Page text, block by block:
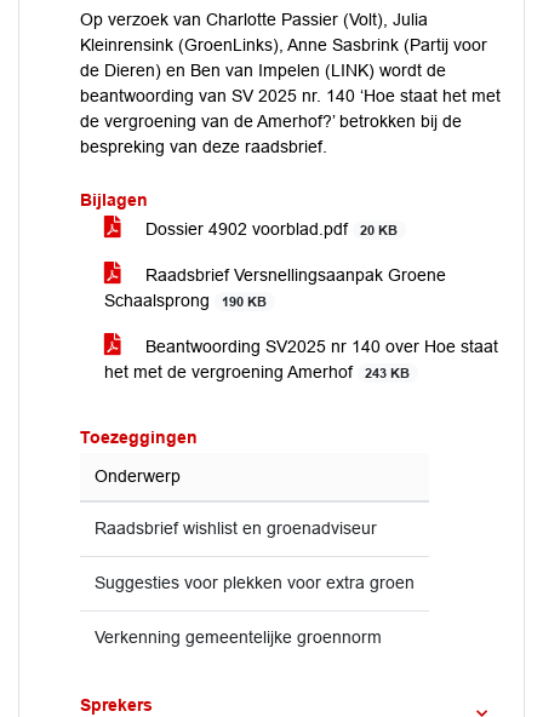
Op verzoek van Charlotte Passier (Volt), Julia
Kleinrensink (GroenLinks), Anne Sasbrink (Partij voor
de Dieren) en Ben van Impelen (LINK) wordt de
beantwoording van SV 2025 nr. 140 ‘Hoe staat het met
de vergroening van de Amerhof?’ betrokken bij de
bespreking van deze raadsbrief.
Bijlagen
Dossier 4902 voorblad.pdf
20 KB
Raadsbrief Versnellingsaanpak Groene
Schaalsprong
190 KB
Beantwoording SV2025 nr 140 over Hoe staat
het met de vergroening Amerhof
243 KB
Toezeggingen
Onderwerp
Raadsbrief wishlist en groenadviseur
Suggesties voor plekken voor extra groen
Verkenning gemeentelijke groennorm
Sprekers